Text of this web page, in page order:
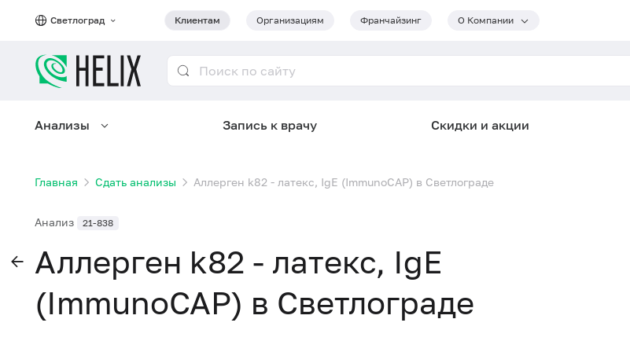
Светлоград Клиентам Организациям Франчайзинг О Компании
Анализы Запись к врачу Скидки и акции
Главная Сдать анализы Аллерген k82 - латекс, IgE (ImmunoCAP) в Светлограде
Анализ 21-838
Аллерген k82 - латекс, IgE
(ImmunoCAP) в Светлограде